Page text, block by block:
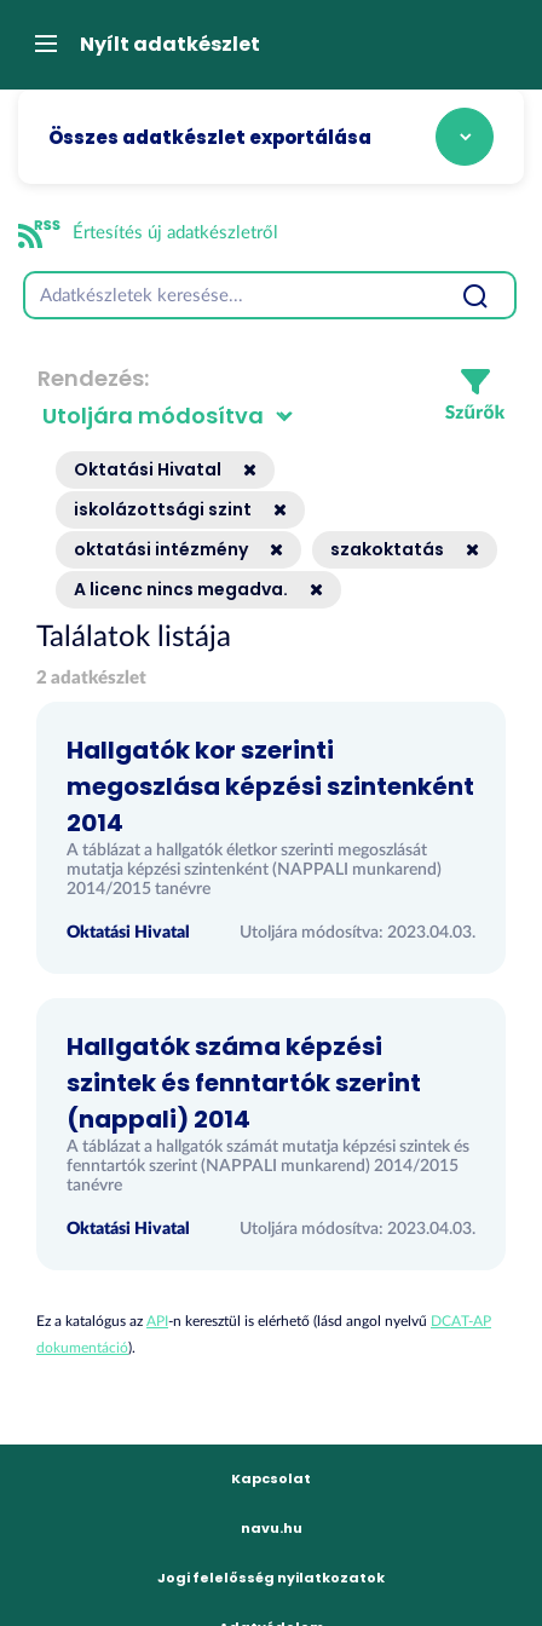
átugrásaNavigációNyílt adatkészlet
Összes adatkészlet exportálása
Értesítés új adatkészletről
Rendezés
Oktatási Hivatal
iskolázottsági szint
oktatási intézmény
szakoktatás
A licenc nincs megadva.
Találatok listája
2 adatkészlet
Hallgatók kor szerinti
megoszlása képzési szintenként
2014
A táblázat a hallgatók életkor szerinti megoszlását
mutatja képzési szintenként (NAPPALI munkarend)
2014/2015 tanévre
Oktatási Hivatal Utoljára módosítva: 2023.04.03.
Hallgatók száma képzési
szintek és fenntartók szerint
(nappali) 2014
A táblázat a hallgatók számát mutatja képzési szintek és
fenntartók szerint (NAPPALI munkarend) 2014/2015
tanévre
Oktatási Hivatal Utoljára módosítva: 2023.04.03.
Ez a katalógus az API-n keresztül is elérhető (lásd angol nyelvű DCAT-AP
dokumentáció).
Kapcsolat
navu.hu
Jogi felelősség nyilatkozatok